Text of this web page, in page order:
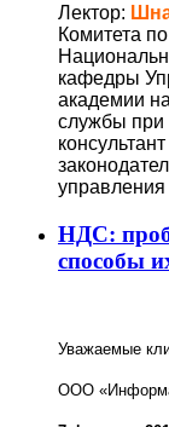
Лектор:
Комитета
кафедры
академии
службы при
НДС:
способы
Уважаемые
ООО